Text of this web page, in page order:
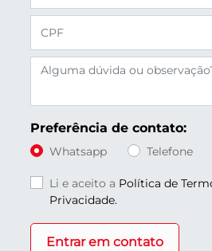
Preferência de contato:
Whatsapp Telefone
Li e aceito a Política de
Privacidade.
Entrar em contato